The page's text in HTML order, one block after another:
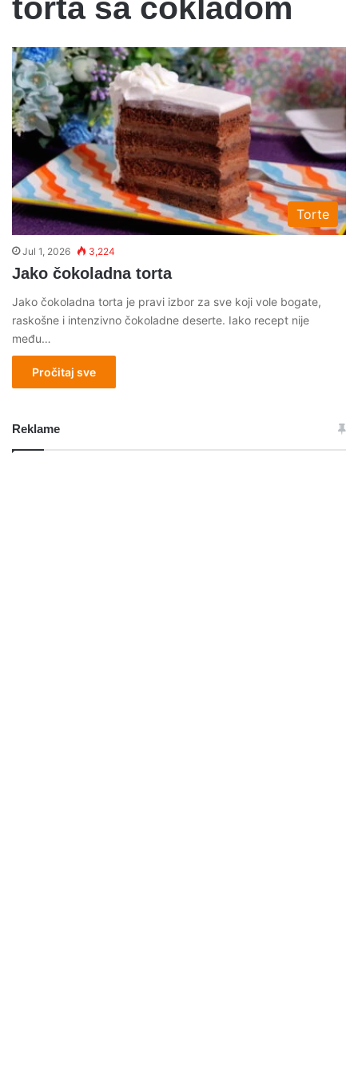
torta sa čokladom
Torte
Jul 1, 2026 3,224
Jako čokoladna torta
Jako čokoladna torta je pravi izbor za sve koji vole bogate,
raskošne i intenzivno čokoladne deserte. Iako recept nije
među…
Pročitaj sve
Reklame